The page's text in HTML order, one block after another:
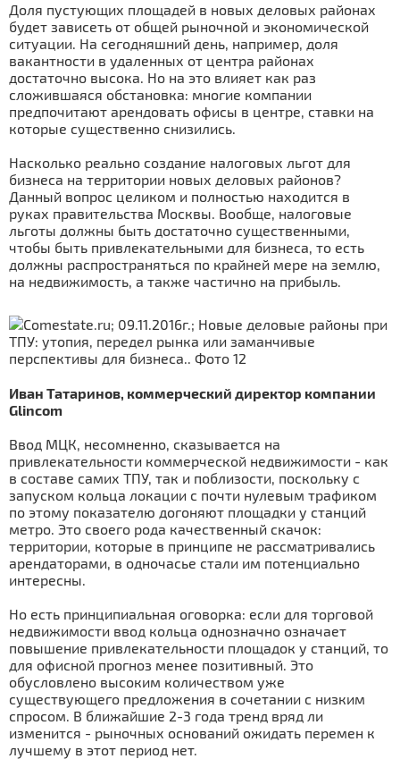
Доля пустующих площадей в новых деловых районах
будет зависеть от общей рыночной и экономической
ситуации. На сегодняшний день, например, доля
вакантности в удаленных от центра районах
достаточно высока. Но на это влияет как раз
сложившаяся обстановка: многие компании
предпочитают арендовать офисы в центре, ставки на
которые существенно снизились.
Насколько реально создание налоговых льгот для
бизнеса на территории новых деловых районов?
Данный вопрос целиком и полностью находится в
руках правительства Москвы. Вообще, налоговые
льготы должны быть достаточно существенными,
чтобы быть привлекательными для бизнеса, то есть
должны распространяться по крайней мере на землю,
на недвижимость, а также частично на прибыль.
Иван Татаринов, коммерческий директор компании
Glincom
Ввод МЦК, несомненно, сказывается на
привлекательности коммерческой недвижимости - как
в составе самих ТПУ, так и поблизости, поскольку с
запуском кольца локации с почти нулевым трафиком
по этому показателю догоняют площадки у станций
метро. Это своего рода качественный скачок:
территории, которые в принципе не рассматривались
арендаторами, в одночасье стали им потенциально
интересны.
Но есть принципиальная оговорка: если для торговой
недвижимости ввод кольца однозначно означает
повышение привлекательности площадок у станций, то
для офисной прогноз менее позитивный. Это
обусловлено высоким количеством уже
существующего предложения в сочетании с низким
спросом. В ближайшие 2-3 года тренд вряд ли
изменится - рыночных оснований ожидать перемен к
лучшему в этот период нет.